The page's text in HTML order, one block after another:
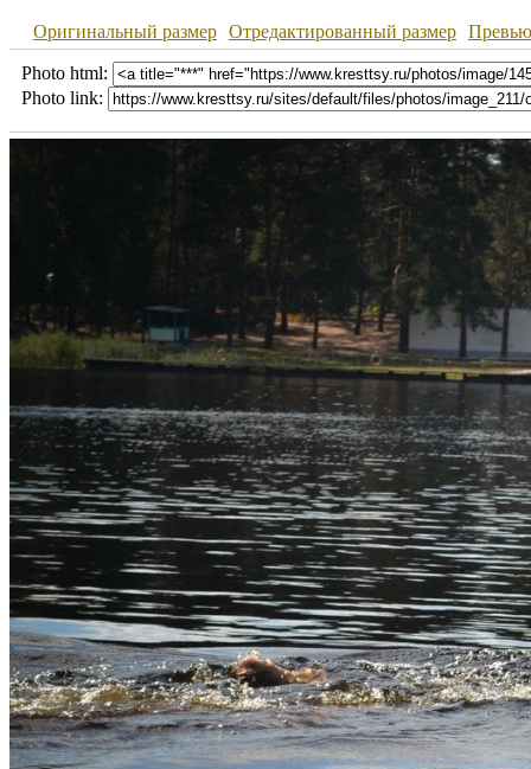
Оригинальный размер Отредактированный размер Превью
Photo html:
Photo link: